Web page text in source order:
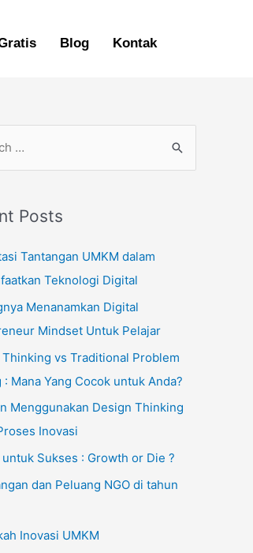
Blog Kontak
Posts
Tantangan UMKM dalam
Teknologi Digital
Menanamkan Digital
Mindset Untuk Pelajar
vs Traditional Problem
: Mana Yang Cocok untuk Anda?
Menggunakan Design Thinking
Inovasi
Sukses : Growth or Die ?
dan Peluang NGO di tahun
Inovasi UMKM